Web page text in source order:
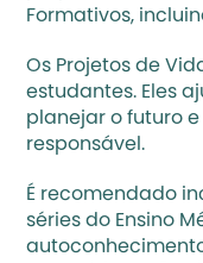
Formativos,
Os Projetos de
estudantes. Eles
planejar o futuro
responsável.
É recomendado
séries do Ensino